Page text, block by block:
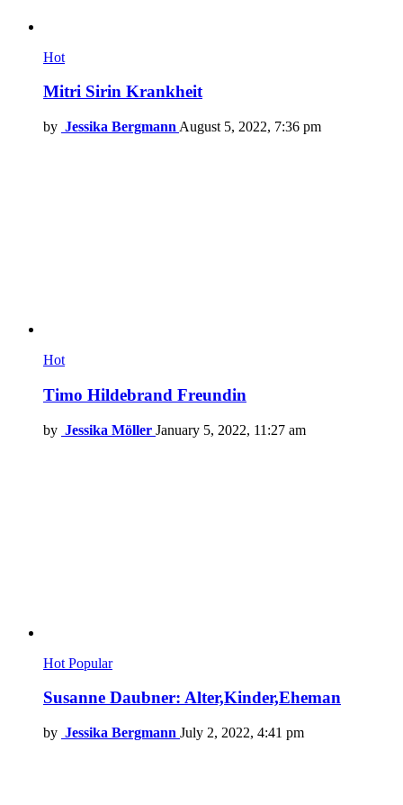
Hot
Mitri Sirin Krankheit
by Jessika Bergmann August 5, 2022, 7:36 pm
Hot
Timo Hildebrand Freundin
by Jessika Möller January 5, 2022, 11:27 am
Hot Popular
Susanne Daubner: Alter,Kinder,Eheman
by Jessika Bergmann July 2, 2022, 4:41 pm